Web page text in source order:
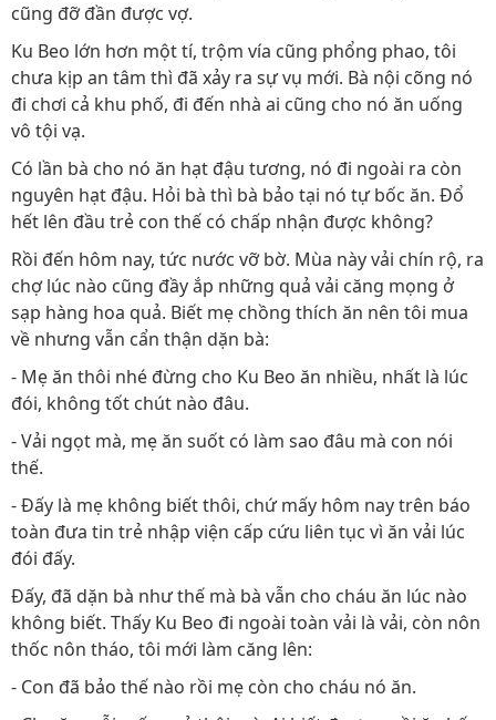
cũng đỡ đần được vợ.
Ku Beo lớn hơn một tí, trộm vía cũng phổng phao, tôi
chưa kịp an tâm thì đã xảy ra sự vụ mới. Bà nội cõng nó
đi chơi cả khu phố, đi đến nhà ai cũng cho nó ăn uống
vô tội vạ.
Có lần bà cho nó ăn hạt đậu tương, nó đi ngoài ra còn
nguyên hạt đậu. Hỏi bà thì bà bảo tại nó tự bốc ăn. Đổ
hết lên đầu trẻ con thế có chấp nhận được không?
Rồi đến hôm nay, tức nước vỡ bờ. Mùa này vải chín rộ, ra
chợ lúc nào cũng đầy ắp những quả vải căng mọng ở
sạp hàng hoa quả. Biết mẹ chồng thích ăn nên tôi mua
về nhưng vẫn cẩn thận dặn bà:
- Mẹ ăn thôi nhé đừng cho Ku Beo ăn nhiều, nhất là lúc
đói, không tốt chút nào đâu.
- Vải ngọt mà, mẹ ăn suốt có làm sao đâu mà con nói
thế.
- Đấy là mẹ không biết thôi, chứ mấy hôm nay trên báo
toàn đưa tin trẻ nhập viện cấp cứu liên tục vì ăn vải lúc
đói đấy.
Đấy, đã dặn bà như thế mà bà vẫn cho cháu ăn lúc nào
không biết. Thấy Ku Beo đi ngoài toàn vải là vải, còn nôn
thốc nôn tháo, tôi mới làm căng lên:
- Con đã bảo thế nào rồi mẹ còn cho cháu nó ăn.